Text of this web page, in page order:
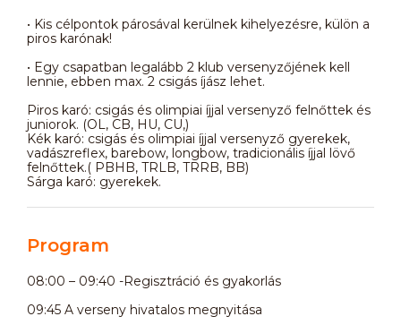
• Kis célpontok párosával kerülnek kihelyezésre, külön a
piros karónak!
• Egy csapatban legalább 2 klub versenyzőjének kell
lennie, ebben max. 2 csigás íjász lehet.
Piros karó: csigás és olimpiai íjjal versenyző felnőttek és
juniorok. (OL, CB, HU, CU,)
Kék karó: csigás és olimpiai íjjal versenyző gyerekek,
vadászreflex, barebow, longbow, tradicionális íjjal lövő
felnőttek.( PBHB, TRLB, TRRB, BB)
Sárga karó: gyerekek.
Program
08:00 – 09:40 -Regisztráció és gyakorlás
09:45 A verseny hivatalos megnyitása